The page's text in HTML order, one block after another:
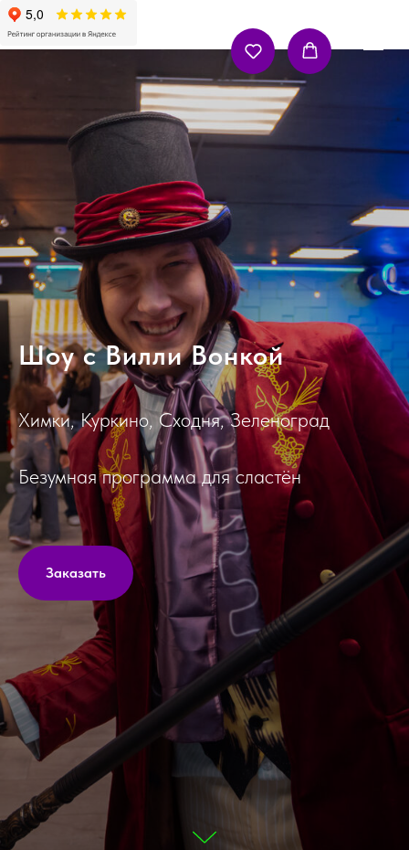
Шоу с Вилли Вонкой
Химки, Куркино, Сходня, Зеленоград
Безумная программа для сластён
Заказать